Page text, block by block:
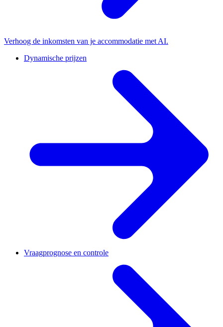
Verhoog de inkomsten van je accommodatie met AI.
Dynamische prijzen
Vraagprognose en controle